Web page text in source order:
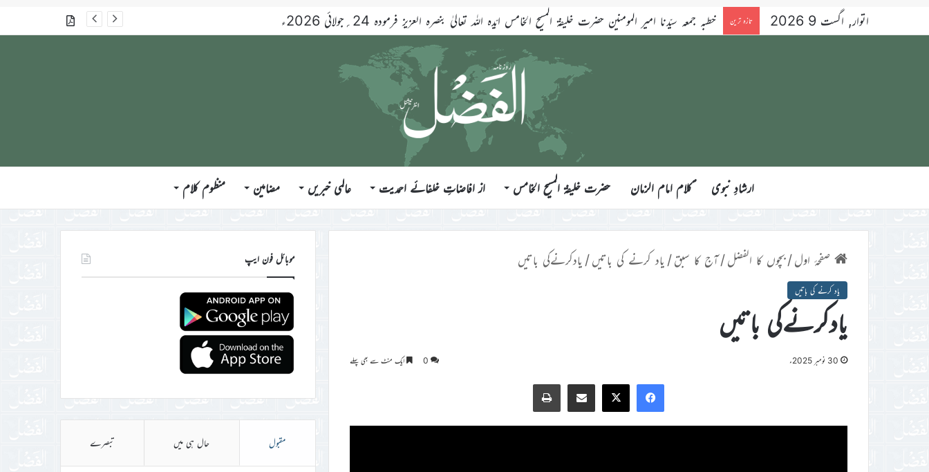
اتوار, اگست 9 2026 تازہ ترین بچوں کا الفضل 9؍اگست 2026ء گذشتہ شمارے
ارشادِ نبوی ؑکلام امام الزمان حضرت خلیفۃ المسیح الخامس از افاضاتِ خلفائے احمدیت عالمی خبریں مضامین منظوم کلام
صفحۂ اول/بچوں کا الفضل/آج کا سبق/ یاد کرنے کی باتیں/ یادکرنےکی باتیں
یاد کرنے کی باتیں
یادکرنےکی باتیں
30 نومبر 2025ء 0 ایک منٹ سے بھی پہلے
Facebook
X
Share via Email
Print
موبائل فون ایپ
مقبول حال ہی میں تبصرے